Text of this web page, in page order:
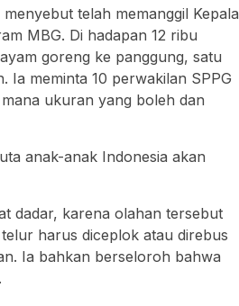
telah memanggil Kepala
MBG. Di hadapan 12 ribu
goreng ke panggung, satu
Ia meminta 10 perwakilan SPPG
ukuran yang boleh dan
anak-anak Indonesia akan
dadar, karena olahan tersebut
harus diceplok atau direbus
Ia bahkan berseloroh bahwa